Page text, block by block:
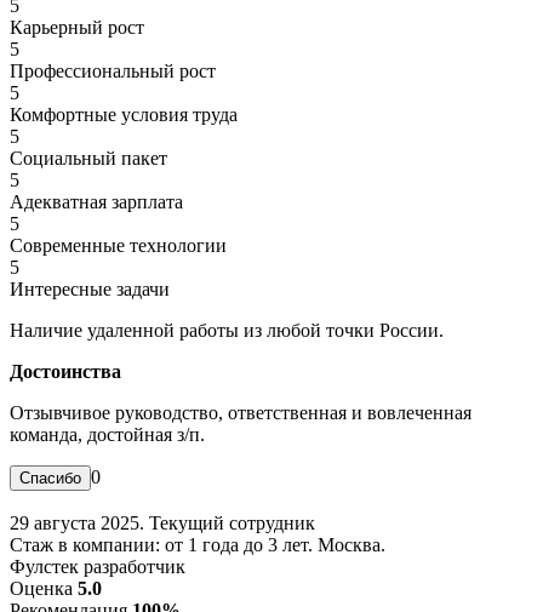
5
Карьерный рост
5
Профессиональный рост
5
Комфортные условия труда
5
Социальный пакет
5
Адекватная зарплата
5
Современные технологии
5
Интересные задачи
Наличие удаленной работы из любой точки России.
Достоинства
Отзывчивое руководство, ответственная и вовлеченная
команда, достойная з/п.
0
29 августа 2025. Текущий сотрудник
Стаж в компании: от 1 года до 3 лет. Москва.
Фулстек разработчик
Оценка 5.0